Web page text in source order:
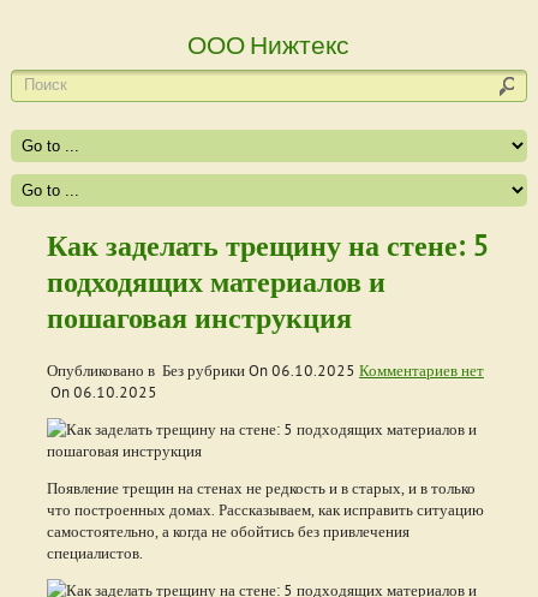
ООО Нижтекс
Как заделать трещину на стене: 5
подходящих материалов и
пошаговая инструкция
Опубликовано в Без рубрики On06.10.2025 Комментариев нет
On06.10.2025
Появление трещин на стенах не редкость и в старых, и в только
что построенных домах. Рассказываем, как исправить ситуацию
самостоятельно, а когда не обойтись без привлечения
специалистов.